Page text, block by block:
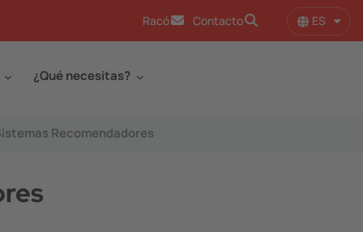
Racó Contacto ES
¿Qué necesitas?
Recomendadores